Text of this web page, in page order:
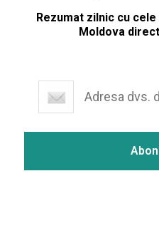
Rezumat zilnic cu
Moldova